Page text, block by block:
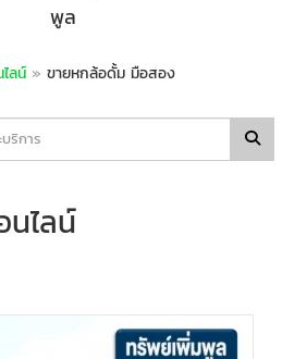
พูล
ลน์ » ขายหกล้อดั้ม มือสอง
ไลน์